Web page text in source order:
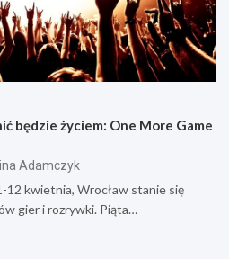
będzie życiem: One More Game
Adamczyk
12 kwietnia, Wrocław stanie się
gier i rozrywki. Piąta…